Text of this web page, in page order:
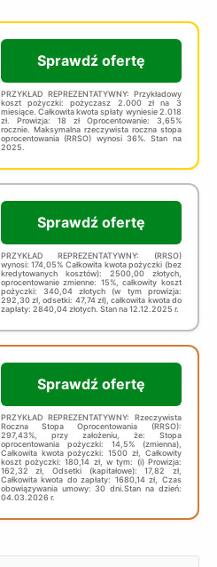
Sprawdź ofertę
PRZYKŁAD REPREZENTATYWNY: Przykładowy
koszt pożyczki: pożyczasz 2.000 zł na 3
miesiące. Całkowita kwota spłaty wyniesie 2.018
zł. Prowizja: 18 zł Oprocentowanie: 3,65%
rocznie. Maksymalna rzeczywista roczna stopa
oprocentowania (RRSO) wynosi 36%. Stan na
2025.
Sprawdź ofertę
PRZYKŁAD REPREZENTATYWNY: (RRSO)
wynosi: 174,05% Całkowita kwota pożyczki (bez
kredytowanych kosztów): 2500,00 złotych,
oprocentowanie zmienne: 15%, całkowity koszt
pożyczki: 340,04 złotych (w tym prowizja:
292,30 zł, odsetki: 47,74 zł), całkowita kwota do
zapłaty: 2840,04 złotych. Stan na 12.12.2025 r.
Sprawdź ofertę
PRZYKŁAD REPREZENTATYWNY: Rzeczywista
Roczna Stopa Oprocentowania (RRSO):
297,43%, przy założeniu, że: Stopa
oprocentowania pożyczki: 14,5% (zmienna),
Całkowita kwota pożyczki: 1500 zł, Całkowity
koszt pożyczki: 180,14 zł, w tym: (i) Prowizja:
162,32 zł, Odsetki (kapitałowe): 17,82 zł,
Całkowita kwota do zapłaty: 1680,14 zł, Czas
obowiązywania umowy: 30 dni.Stan na dzień:
04.03.2026 r.